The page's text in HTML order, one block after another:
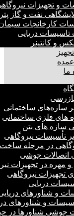
و تجهیزات
نفت و گاز
کارخانجات
دریایی
و کانتینر
ما
سازه‌های ساختمانی
های فلزی ساختمانی
سازه های بتن
تأسیسات نیروگاهی
در مرحله
اتصالات جوشی
و مهره در تجهیزات
تجهیزات نیروگاهی
دریایی
و شناورهای
و شناورهای
جوشی شناورها در